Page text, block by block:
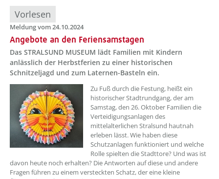
Vorlesen
Meldung vom 24.10.2024
Angebote an den Feriensamstagen
Das STRALSUND MUSEUM lädt Familien mit Kindern
anlässlich der Herbstferien zu einer historischen
Schnitzeljagd und zum Laternen-Basteln ein.
??? absaetzeOben[1]/titel ???
Zu Fuß durch die Festung, heißt ein
historischer Stadtrundgang, der am
Samstag, den 26. Oktober Familien die
Verteidigungsanlagen des
mittelalterlichen Stralsund hautnah
erleben lässt. Wie haben diese
Schutzanlagen funktioniert und welche
Rolle spielten die Stadttore? Und was ist
davon heute noch erhalten? Die Antworten auf diese und andere
Fragen führen zu einem versteckten Schatz, der eine kleine